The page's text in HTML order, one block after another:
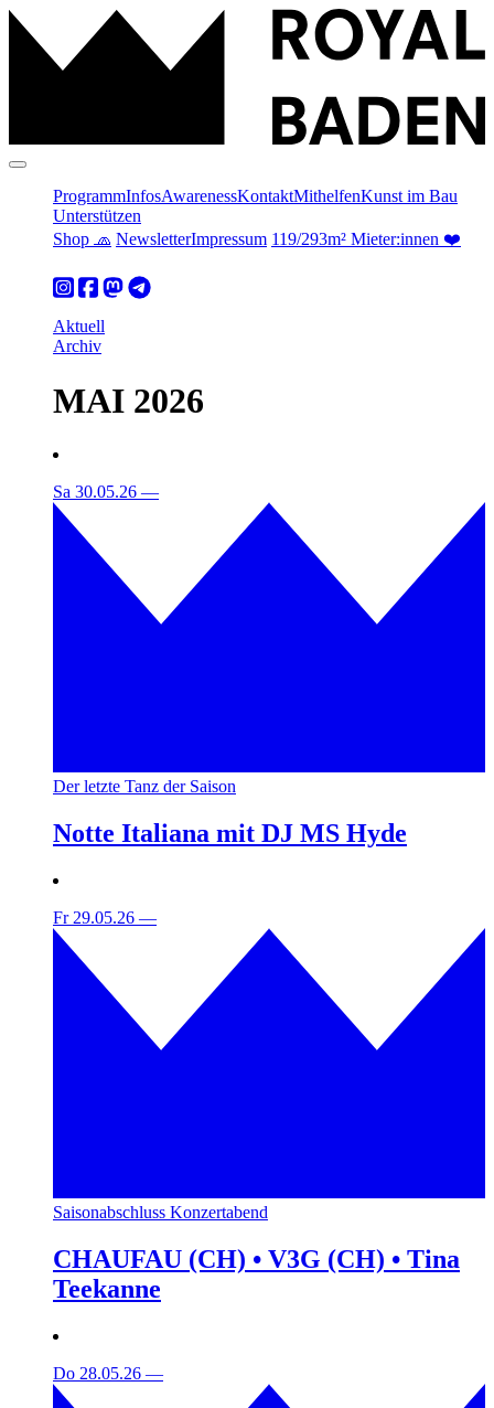
ProgrammInfosAwarenessKontaktMithelfenKunst im Bau
Unterstützen
Shop 🧢 NewsletterImpressum 119/293m² Mieter:innen ❤️
Aktuell
Archiv
MAI 2026
Sa 30.05.26 —
Der letzte Tanz der Saison
Notte Italiana mit DJ MS Hyde
Fr 29.05.26 —
Saisonabschluss Konzertabend
CHAUFAU (CH) • V3G (CH) • Tina
Teekanne
Do 28.05.26 —